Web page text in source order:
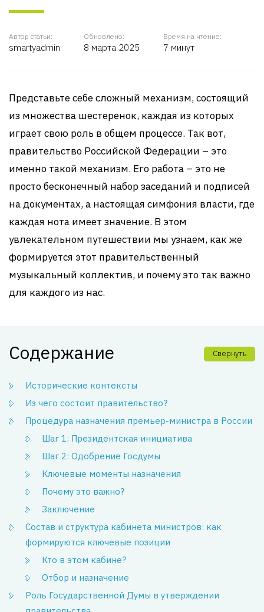
Автор статьи:
smartyadmin
Обновлено:
8 марта 2025
Время на чтение:
7 минут
Представьте себе сложный механизм, состоящий
из множества шестеренок, каждая из которых
играет свою роль в общем процессе. Так вот,
правительство Российской Федерации – это
именно такой механизм. Его работа – это не
просто бесконечный набор заседаний и подписей
на документах, а настоящая симфония власти, где
каждая нота имеет значение. В этом
увлекательном путешествии мы узнаем, как же
формируется этот правительственный
музыкальный коллектив, и почему это так важно
для каждого из нас.
Содержание Свернуть
Исторические контексты
Из чего состоит правительство?
Процедура назначения премьер-министра в России
Шаг 1: Президентская инициатива
Шаг 2: Одобрение Госдумы
Ключевые моменты назначения
Почему это важно?
Заключение
Состав и структура кабинета министров: как
формируются ключевые позиции
Кто в этом кабине?
Отбор и назначение
Роль Государственной Думы в утверждении